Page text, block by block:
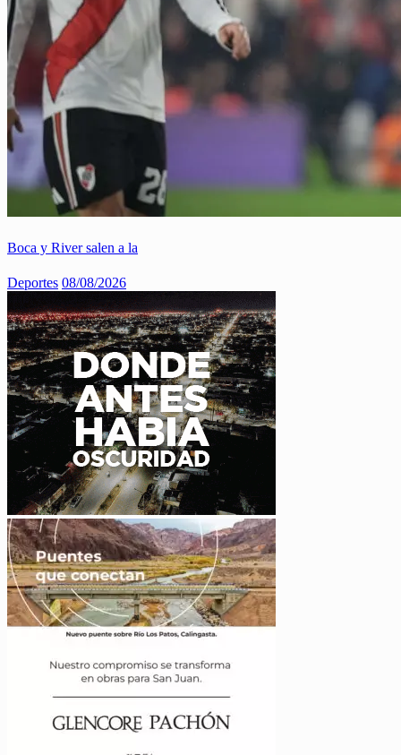
Boca y River salen a la
Deportes 08/08/2026